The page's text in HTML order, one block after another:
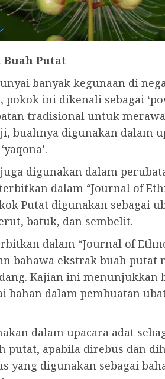
Putat
banyak kegunaan di
pokok ini dikenali sebagai
tradisional untuk
buahnya digunakan dalam
digunakan dalam
dalam “Journal of
Putat digunakan sebagai
batuk, dan sembelit.
dalam “Journal of
bahawa ekstrak buah
Kajian ini menunjukkan
bahan dalam pembuatan
dalam upacara adat
putat, apabila direbus dan
yang digunakan sebagai